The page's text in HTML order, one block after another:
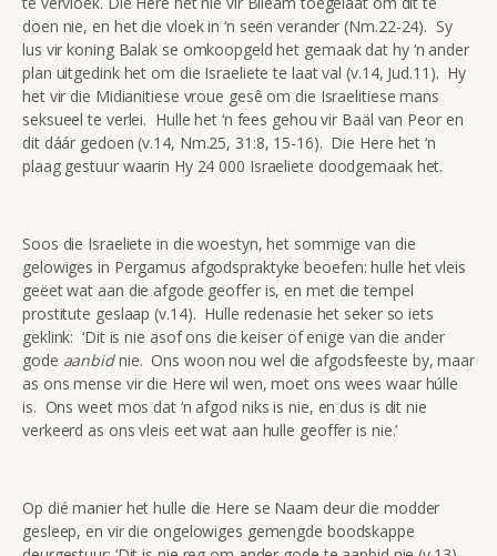
doen nie, en het die vloek in ‘n seën verander (Nm.22-24). Sy
lus vir koning Balak se omkoopgeld het gemaak dat hy ‘n ander
plan uitgedink het om die Israeliete te laat val (v.14, Jud.11). Hy
het vir die Midianitiese vroue gesê om die Israelitiese mans
seksueel te verlei. Hulle het ‘n fees gehou vir Baäl van Peor en
dit dáár gedoen (v.14, Nm.25, 31:8, 15-16). Die Here het ‘n
plaag gestuur waarin Hy 24 000 Israeliete doodgemaak het.
Soos die Israeliete in die woestyn, het sommige van die
gelowiges in Pergamus afgodspraktyke beoefen: hulle het vleis
geëet wat aan die afgode geoffer is, en met die tempel
prostitute geslaap (v.14). Hulle redenasie het seker so iets
geklink: ‘Dit is nie asof ons die keiser of enige van die ander
gode aanbidnie. Ons woon nou wel die afgodsfeeste by, maar
as ons mense vir die Here wil wen, moet ons wees waar húlle
is. Ons weet mos dat ‘n afgod niks is nie, en dus is dit nie
verkeerd as ons vleis eet wat aan hulle geoffer is nie.’
Op dié manier het hulle die Here se Naam deur die modder
gesleep, en vir die ongelowiges gemengde boodskappe